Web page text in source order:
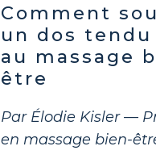
Comment
un dos tendu
au massage
être
Par Élodie Kisler —
en massage bien-